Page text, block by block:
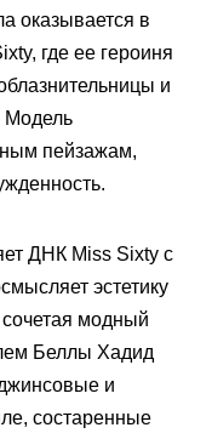
оказывается в
где ее героиня
и
Модель
пейзажам,
ДНК Miss Sixty с
эстетику
модный
Беллы Хадид
и
состаренные